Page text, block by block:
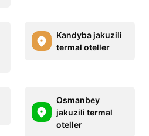
Kandyba jakuzili
termal oteller
Osmanbey
jakuzili termal
oteller